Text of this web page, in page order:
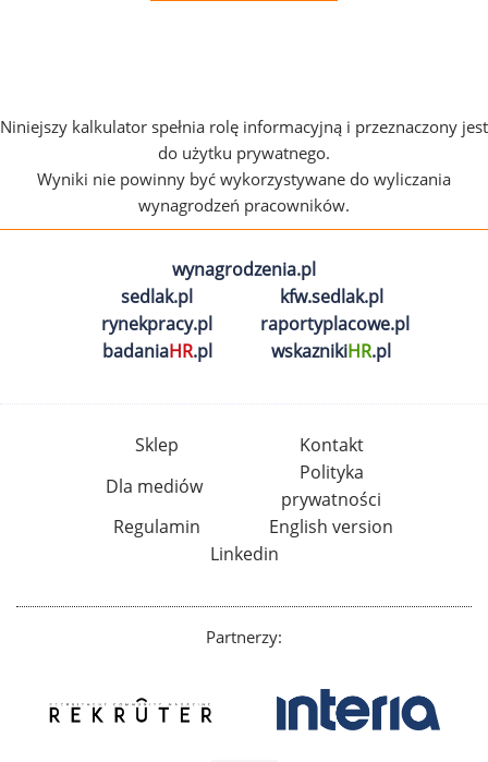
Niniejszy kalkulator spełnia rolę informacyjną i przeznaczony jest
do użytku prywatnego.
Wyniki nie powinny być wykorzystywane do wyliczania
wynagrodzeń pracowników.
wynagrodzenia.pl
sedlak.pl
kfw.sedlak.pl
rynekpracy.pl
raportyplacowe.pl
badaniaHR.pl wskaznikiHR.pl
Sklep
Kontakt
Dla mediów
Polityka
prywatności
Regulamin
English version
Linkedin
Partnerzy: